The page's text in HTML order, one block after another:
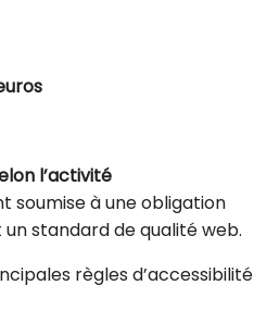
l’activité
soumise à une obligation
standard de qualité web.
règles d’accessibilité